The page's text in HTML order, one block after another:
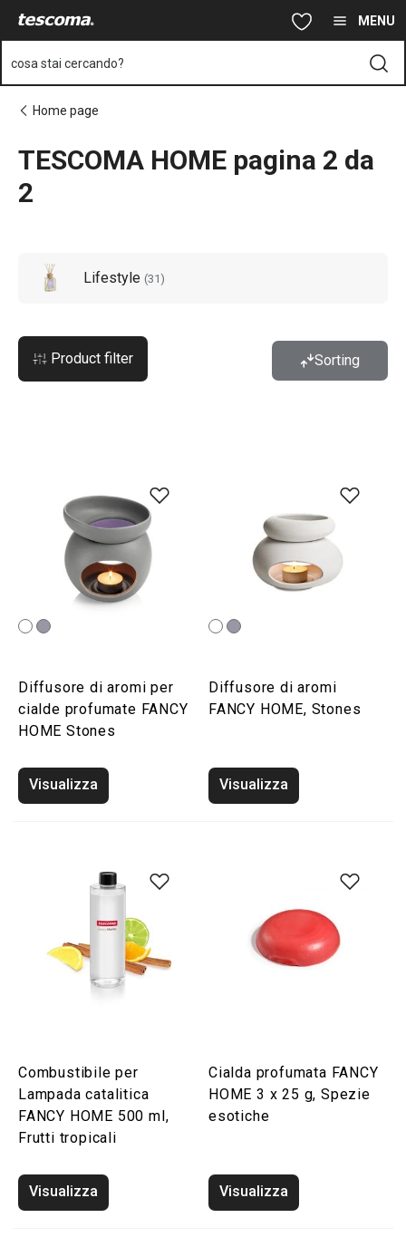
Vai al contenuto principale MENU
cosa stai cercando?
Home page
TESCOMA HOME pagina 2 da
2
Lifestyle (31 )
Product filter Sorting
Diffusore di aromi per
cialde profumate FANCY
HOME Stones
Visualizza
Diffusore di aromi
FANCY HOME, Stones
Visualizza
Combustibile per
Lampada catalitica
FANCY HOME 500 ml,
Frutti tropicali
Visualizza
Cialda profumata FANCY
HOME 3 x 25 g, Spezie
esotiche
Visualizza